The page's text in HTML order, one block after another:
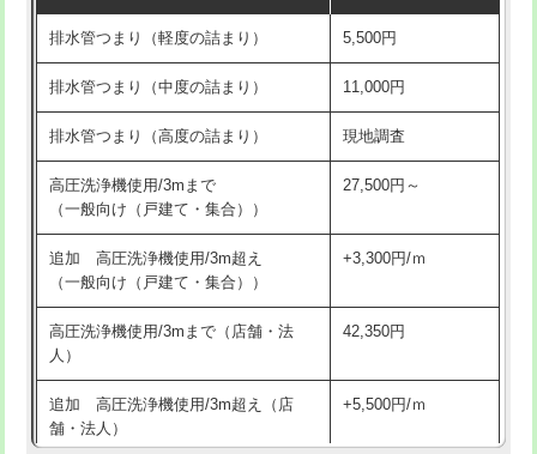
※給水管工事は20mmまでの価格です。
持込商品取付（混合水栓） 16,500円
持込商品取付（浄水器・分岐水栓） 16,500円
給水管工事※（ホール加工) 16,500円
給水管工事※（バンド止め) 3,300円
給水管工事※（支持金具設置)
給水管工事※（保温材使用（バンド止
め込み）)
5,500円
給水管工事※（土の掘削・埋め戻し作
業)
11,000円
給水管工事※（塩ビ管（VP・HI）使
用/3ｍまで)
33,000円
排水管つまり（軽度の詰まり） 5,500円
排水管つまり（中度の詰まり） 11,000円
排水管つまり（高度の詰まり） 現地調査
高圧洗浄機使用/3mまで
（一般向け（戸建て・集合））
27,500円～
追加 高圧洗浄機使用/3m超え
（一般向け（戸建て・集合））
+3,300円/ｍ
高圧洗浄機使用/3mまで（店舗・法
人）
42,350円
追加 高圧洗浄機使用/3m超え（店
舗・法人）
+5,500円/ｍ